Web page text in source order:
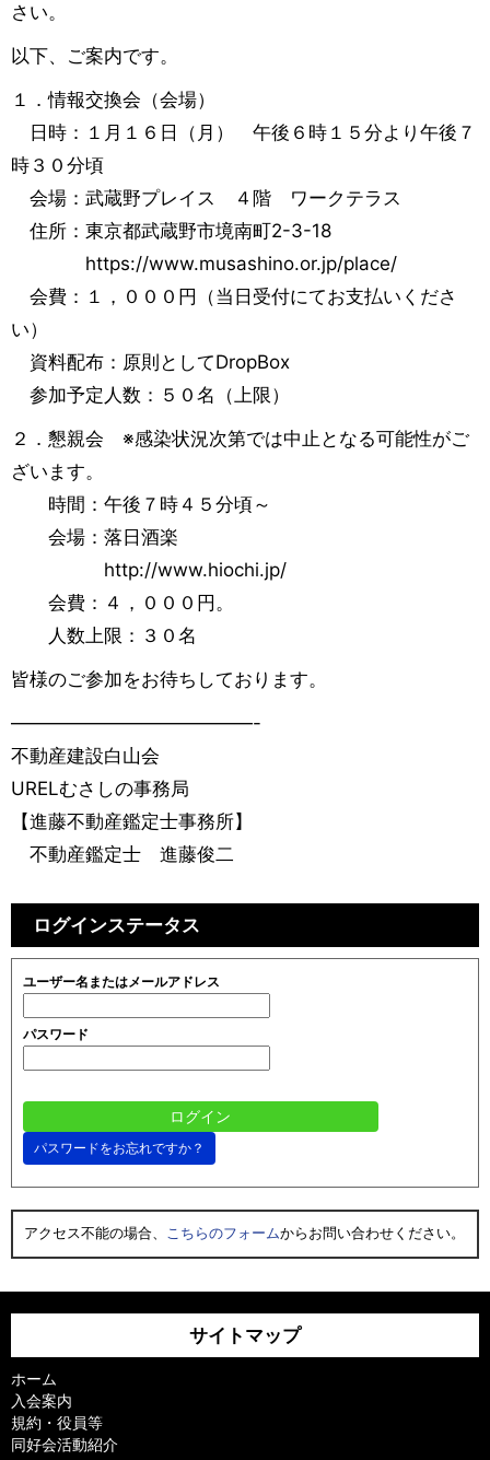
さい。
以下、ご案内です。
１．情報交換会（会場）
日時：１月１６日（月） 午後６時１５分より午後７
時３０分頃
会場：武蔵野プレイス ４階 ワークテラス
住所：東京都武蔵野市境南町2-3-18
https://www.musashino.or.jp/place/
会費：１，０００円（当日受付にてお支払いくださ
い）
資料配布：原則としてDropBox
参加予定人数：５０名（上限）
２．懇親会 ※感染状況次第では中止となる可能性がご
ざいます。
時間：午後７時４５分頃～
会場：落日酒楽
http://www.hiochi.jp/
会費：４，０００円。
人数上限：３０名
皆様のご参加をお待ちしております。
—————————————-
不動産建設白山会
URELむさしの事務局
【進藤不動産鑑定士事務所】
不動産鑑定士 進藤俊二
ログインステータス
ユーザー名またはメールアドレス
パスワード
パスワードをお忘れですか？
アクセス不能の場合、 こちらのフォームからお問い合わせください。
サイトマップ
ホーム
入会案内
規約・役員等
同好会活動紹介